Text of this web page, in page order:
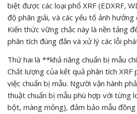
biệt được các loại phổ XRF (EDXRF,
độ phân giải, và các yếu tố ảnh
Kiến thức vững chắc này là nền tảng
phân tích đúng đắn và xử lý các lỗi
Thứ hai là **khả năng chuẩn bị mẫu
Chất lượng của kết quả phân tích XRF
việc chuẩn bị mẫu. Người vận hành
thuật chuẩn bị mẫu phù hợp với từng
bột, màng mỏng), đảm bảo mẫu